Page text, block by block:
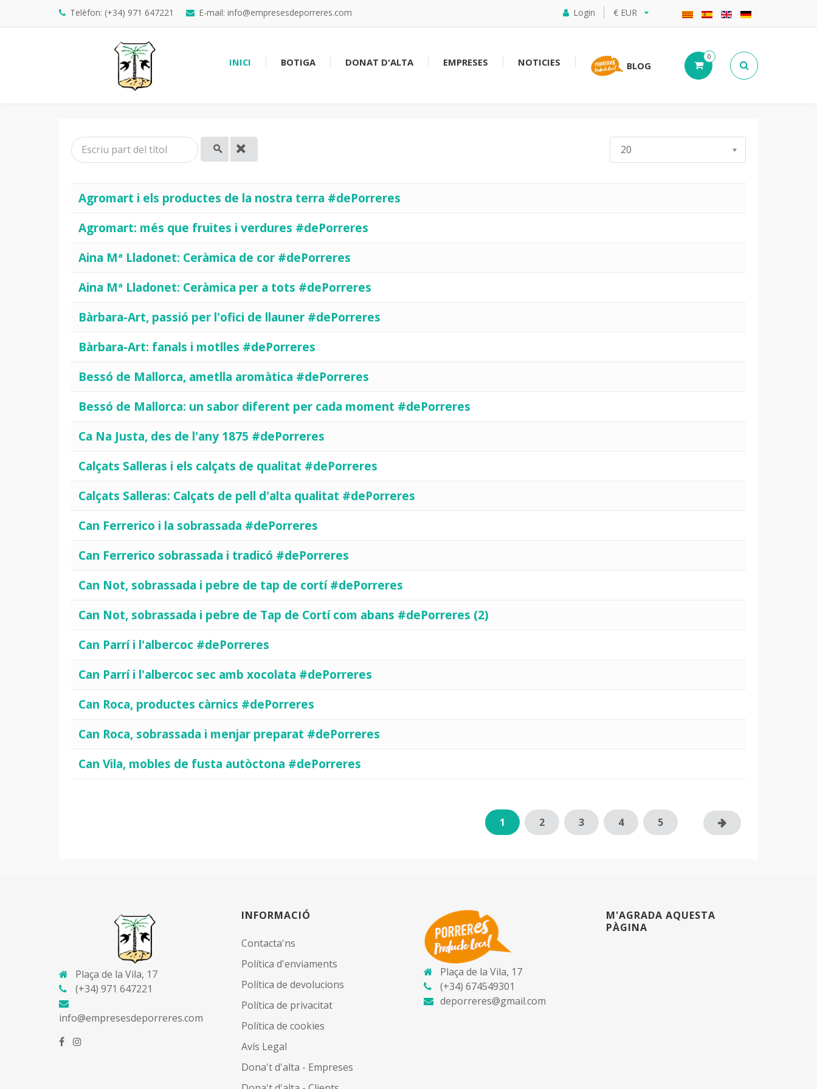
Telèfon: (+34) 971 647221 E-mail: info@empresesdeporreres.com Login € EUR
INICI BOTIGA DONAT D'ALTA EMPRESES NOTICIES BLOG
0
Escriu part del títol Mostra #
20
Agromart i els productes de la nostra terra #dePorreres
Agromart: més que fruites i verdures #dePorreres
Aina Mª Lladonet: Ceràmica de cor #dePorreres
Aina Mª Lladonet: Ceràmica per a tots #dePorreres
Bàrbara-Art, passió per l'ofici de llauner #dePorreres
Bàrbara-Art: fanals i motlles #dePorreres
Bessó de Mallorca, ametlla aromàtica #dePorreres
Bessó de Mallorca: un sabor diferent per cada moment #dePorreres
Ca Na Justa, des de l'any 1875 #dePorreres
Calçats Salleras i els calçats de qualitat #dePorreres
Calçats Salleras: Calçats de pell d'alta qualitat #dePorreres
Can Ferrerico i la sobrassada #dePorreres
Can Ferrerico sobrassada i tradicó #dePorreres
Can Not, sobrassada i pebre de tap de cortí #dePorreres
Can Not, sobrassada i pebre de Tap de Cortí com abans #dePorreres (2)
Can Parrí i l'albercoc #dePorreres
Can Parrí i l'albercoc sec amb xocolata #dePorreres
Can Roca, productes càrnics #dePorreres
Can Roca, sobrassada i menjar preparat #dePorreres
Can Vila, mobles de fusta autòctona #dePorreres
1 2 3 4 5
Plaça de la Vila, 17
(+34) 971 647221
info@empresesdeporreres.com
INFORMACIÓ
Contacta'ns
Política d'enviaments
Política de devolucions
Política de privacitat
Política de cookies
Avís Legal
Dona't d'alta - Empreses
Plaça de la Vila, 17
(+34) 674549301
deporreres@gmail.com
M'AGRADA AQUESTA
PÀGINA